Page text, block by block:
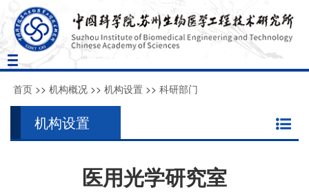
Toggle
navigation
首页 >> 机构概况 >> 机构设置 >> 科研部门
机构设置
医用光学研究室